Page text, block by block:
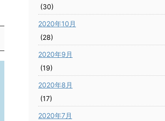
(30)
2020年10月
(28)
2020年9月
(19)
2020年8月
(17)
2020年7月